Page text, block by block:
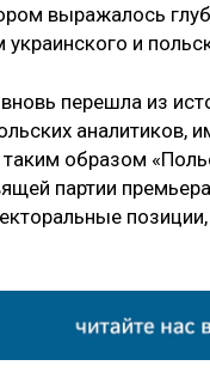
выражалось
и
перешла из
аналитиков,
образом
партии